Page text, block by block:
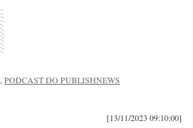
PODCAST DO PUBLISHNEWS
[13/11/2023 09:10:00]